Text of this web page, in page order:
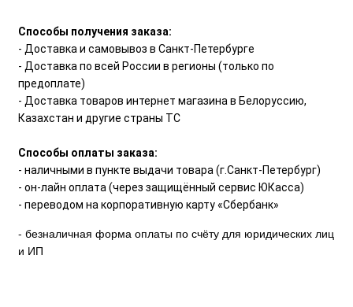
Способы получения заказа:
- Доставка и самовывоз в Санкт-Петербурге
- Доставка по всей России в регионы (только по
предоплате)
- Доставка товаров интернет магазина в Белоруссию,
Казахстан и другие страны ТС
Способы оплаты заказа:
- наличными в пункте выдачи товара (г.Санкт-Петербург)
- он-лайн оплата (через защищённый сервис ЮКасса)
- переводом на корпоративную карту «Сбербанк»
- безналичная форма оплаты по счёту для юридических лиц
и ИП